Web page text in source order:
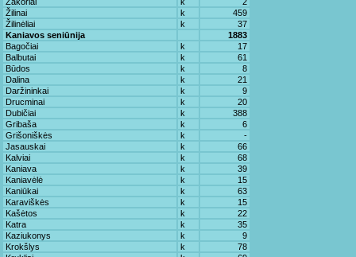
Žilinai
k
459
Žilinėliai
k
37
Kaniavos seniūnija
1883
Bagočiai
k
17
Balbutai
k
61
Būdos
k
8
Dalina
k
21
Daržininkai
k
9
Drucminai
k
20
Dubičiai
k
388
Gribaša
k
6
Grišoniškės
k
-
Jasauskai
k
66
Kalviai
k
68
Kaniava
k
39
Kaniavėlė
k
15
Kaniūkai
k
63
Karaviškės
k
15
Kašėtos
k
22
Katra
k
35
Kaziukonys
k
9
Krokšlys
k
78